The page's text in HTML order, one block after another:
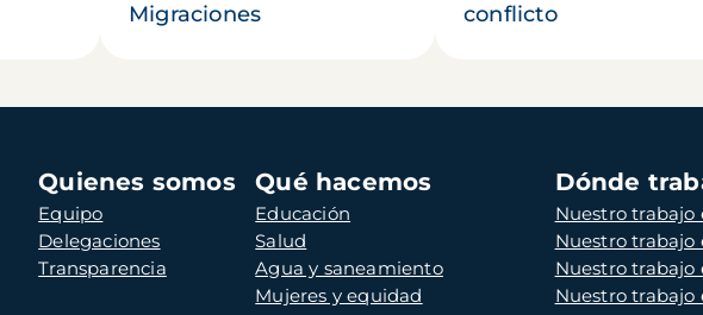
Migraciones
conflicto
Navegación
principal
Quienes somos
Equipo
Delegaciones
Transparencia
Qué hacemos
Educación
Salud
Agua y saneamiento
Mujeres y equidad
Dónde
Nuestro trabajo
Nuestro trabajo
Nuestro trabajo
Nuestro trabajo